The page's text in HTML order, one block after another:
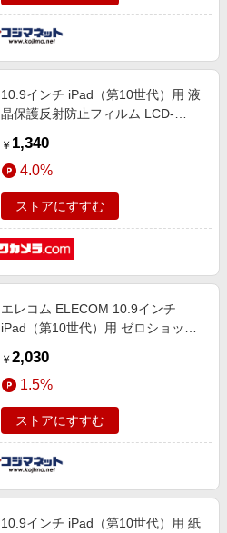
10.9インチ iPad（第10世代）用 液
晶保護反射防止フィルム LCD-
￥ 1,340
4.0%
ストアにすすむ
エレコム ELECOM 10.9インチ
iPad（第10世代）用 ゼロショック
ット 抗菌 反射防止 TB-
A22RFLPST
￥ 2,030
1.5%
ストアにすすむ
10.9インチ iPad（第10世代）用 紙